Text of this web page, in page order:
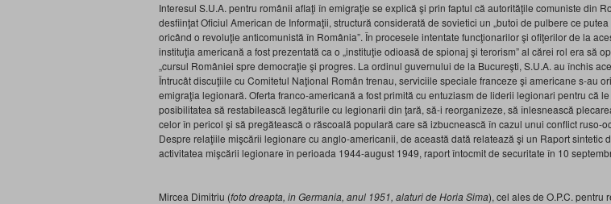
Interesul S.U.A. pentru românii aflaţi în emigraţie se explică şi prin faptul că autorităţile comuniste din
desfiinţat Oficiul American de Informaţii, structură considerată de sovietici un „butoi de pulbere ce
oricând o revoluţie anticomunistă în România”. În procesele intentate funcţionarilor şi ofiţerilor de la
instituţia americană a fost prezentată ca o „instituţie odioasă de spionaj şi terorism” al cărei rol era să
„cursul României spre democraţie şi progres. La ordinul guvernului de la Bucureşti, S.U.A. au închis
Întrucât discuţiile cu Comitetul Naţional Român trenau, serviciile speciale franceze şi americane s-au
emigraţia legionară. Oferta franco-americană a fost primită cu entuziasm de liderii legionari pentru că
posibilitatea să restabilească legăturile cu legionarii din ţară, să-i reorganizeze, să înlesnească
celor în pericol şi să pregătească o răscoală populară care să izbucnească în cazul unui conflict ruso-
Despre relaţiile mişcării legionare cu anglo-americanii, de această dată relatează şi un Raport sintetic
activitatea mişcării legionare în perioada 1944-august 1949, raport întocmit de securitate în 10
Mircea Dimitriu (foto dreapta, in Germania, anul 1951, alaturi de Horia Sima), cel ales de O.P.C. pentru